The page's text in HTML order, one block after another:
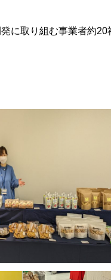
に取り組む事業者約20